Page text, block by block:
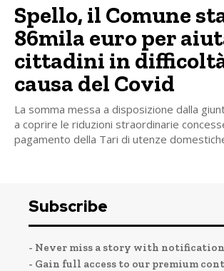
Spello, il Comune
86mila euro per
cittadini in
causa del Covid
La somma messa a disposizione dalla
a coprire le riduzioni straordinarie
pagamento della Tari di utenze
Subscribe
- Never miss a story with
- Gain full access to our premium